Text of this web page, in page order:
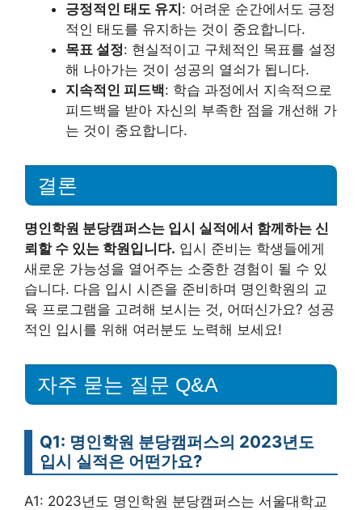
긍정적인 태도 유지 : 어려운 순간에서도 긍정
적인 태도를 유지하는 것이 중요합니다.
목표 설정: 현실적이고 구체적인 목표를 설정
해 나아가는 것이 성공의 열쇠가 됩니다.
지속적인 피드백: 학습 과정에서 지속적으로
피드백을 받아 자신의 부족한 점을 개선해 가
는 것이 중요합니다.
결론
명인학원 분당캠퍼스는 입시 실적에서 함께하는 신
뢰할 수 있는 학원입니다. 입시 준비는 학생들에게
새로운 가능성을 열어주는 소중한 경험이 될 수 있
습니다. 다음 입시 시즌을 준비하며 명인학원의 교
육 프로그램을 고려해 보시는 것, 어떠신가요? 성공
적인 입시를 위해 여러분도 노력해 보세요!
자주 묻는 질문 Q&A
Q1: 명인학원 분당캠퍼스의 2023년도
입시 실적은 어떤가요?
A1: 2023년도 명인학원 분당캠퍼스는 서울대학교